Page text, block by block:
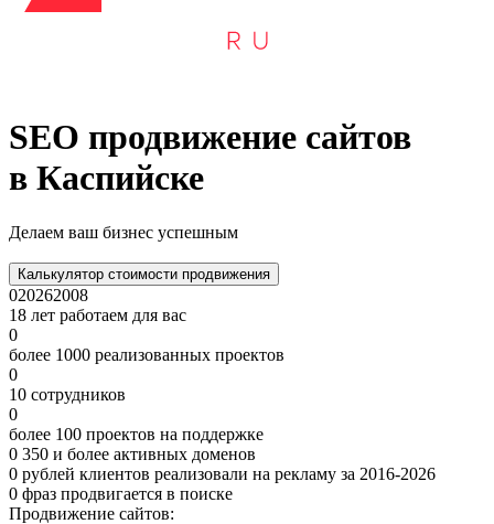
SEO продвижение сайтов
в Каспийске
Делаем ваш бизнес успешным
Калькулятор стоимости продвижения
020262008
18 лет работаем для вас
0
более 1000 реализованных проектов
0
10 сотрудников
0
более 100 проектов на поддержке
0 350 и более активных доменов
0 рублей клиентов реализовали на рекламу за 2016-2026
0 фраз продвигается в поиске
Продвижение сайтов: